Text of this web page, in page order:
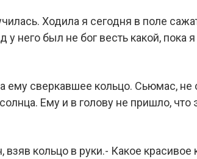
Ходила я сегодня в поле
него был не бог весть какой, пока
ему сверкавшее кольцо. Сьюмас, не
Ему и в голову не пришло, что
кольцо в руки.- Какое красивое